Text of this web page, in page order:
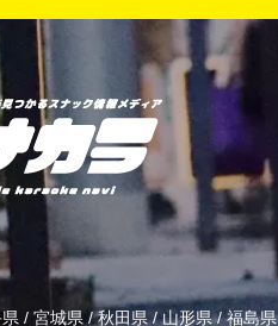
/ 宮城県 /秋田県 /山形県/福島県